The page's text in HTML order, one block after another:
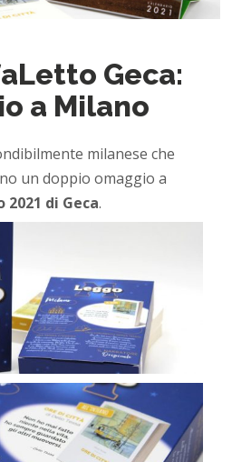
Geca:
a Milano
milanese che
un doppio omaggio a
di Geca.